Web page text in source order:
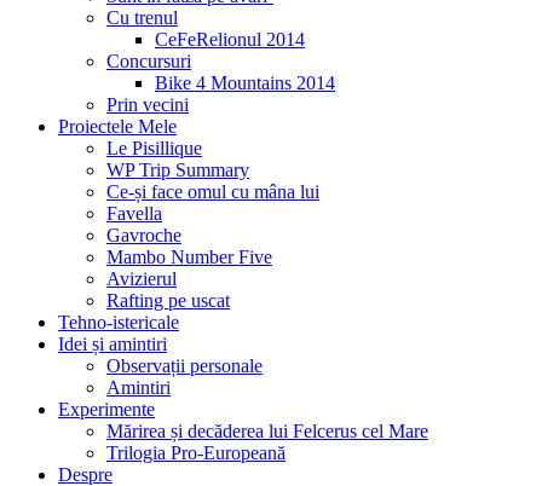
Cu trenul
CeFeRelionul 2014
Concursuri
Bike 4 Mountains 2014
Prin vecini
Proiectele Mele
Le Pisillique
WP Trip Summary
Ce-și face omul cu mâna lui
Favella
Gavroche
Mambo Number Five
Avizierul
Rafting pe uscat
Tehno-istericale
Idei și amintiri
Observații personale
Amintiri
Experimente
Mărirea și decăderea lui Felcerus cel Mare
Trilogia Pro-Europeană
Despre